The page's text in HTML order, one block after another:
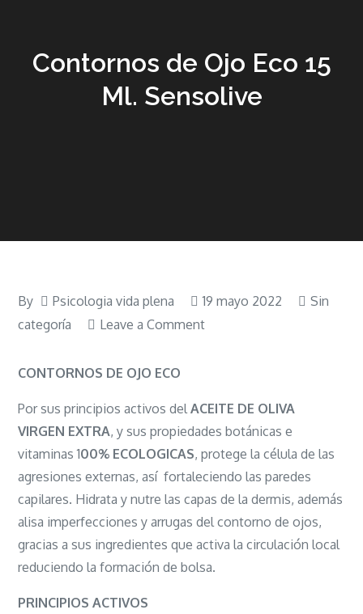
Contornos de Ojo Eco 15
Ml. Sensolive
By Psicologia vida plena 19 mayo 2022
Sin
categoría
Leave a Commenton
Eco
15
Ml.
Sensolive
CONTORNOS DE OJO ECO
Por sus principios activos delACEITE DE OLIVA
VIRGEN EXTRA, y sus propiedades botánicas e
vitaminas 100% ECOLOGICAS, protege la célula de las
agresiones externas, así fortaleciendo las paredes
capilares. Hidrata y nutre las capas de la dermis, además
alisa imperfecciones y arrugas del contorno de ojos,
gracias a sus ingredientes que activa la circulación local
reduciendo la formación de bolsa.
PRINCIPIOS ACTIVOS